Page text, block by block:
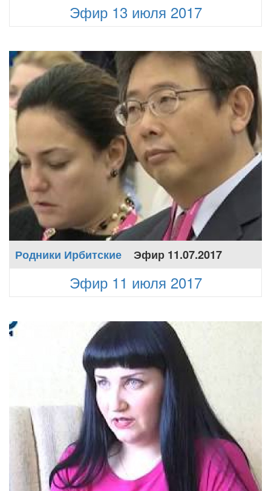
Эфир 13 июля 2017
Родники Ирбитские Эфир 11.07.2017
Эфир 11 июля 2017